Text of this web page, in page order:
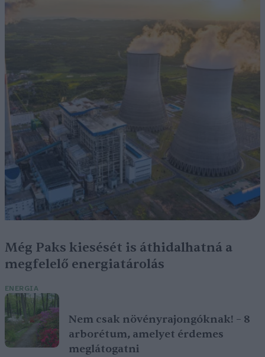
Még Paks kiesését is áthidalhatná a
megfelelő energiatárolás
ENERGIA
Nem csak növényrajongóknak! – 8
arborétum, amelyet érdemes
meglátogatni